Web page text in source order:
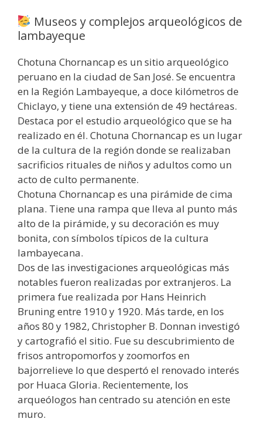
Museos y complejos arqueológicos de
lambayeque
Chotuna Chornancap es un sitio arqueológico
peruano en la ciudad de San José. Se encuentra
en la Región Lambayeque, a doce kilómetros de
Chiclayo, y tiene una extensión de 49 hectáreas.
Destaca por el estudio arqueológico que se ha
realizado en él. Chotuna Chornancap es un lugar
de la cultura de la región donde se realizaban
sacrificios rituales de niños y adultos como un
acto de culto permanente.
Chotuna Chornancap es una pirámide de cima
plana. Tiene una rampa que lleva al punto más
alto de la pirámide, y su decoración es muy
bonita, con símbolos típicos de la cultura
lambayecana.
Dos de las investigaciones arqueológicas más
notables fueron realizadas por extranjeros. La
primera fue realizada por Hans Heinrich
Bruning entre 1910 y 1920. Más tarde, en los
años 80 y 1982, Christopher B. Donnan investigó
y cartografió el sitio. Fue su descubrimiento de
frisos antropomorfos y zoomorfos en
bajorrelieve lo que despertó el renovado interés
por Huaca Gloria. Recientemente, los
arqueólogos han centrado su atención en este
muro.